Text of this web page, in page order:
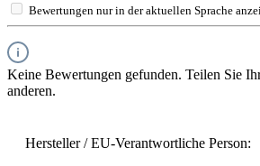
Bewertungen nur in der aktuellen Sprache
Keine Bewertungen gefunden. Teilen Sie
anderen.
Hersteller / EU-Verantwortliche Person: